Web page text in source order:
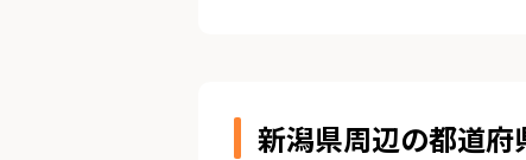
新潟県周辺の都道